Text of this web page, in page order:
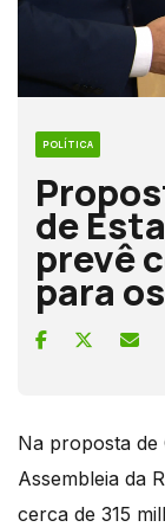
POLÍTICA
de
prevê
para
Na proposta de
Assembleia da
cerca de 315